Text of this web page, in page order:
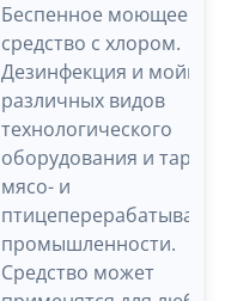
Беспенное моющее
средство с хлором.
Дезинфекция и мойка
различных видов
технологического
оборудования и тары
мясо- и
промышленности.
Средство может